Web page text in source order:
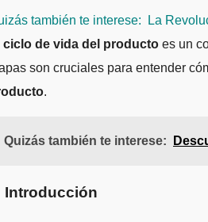
también te interese:
La
ciclo de vida del producto es un
son cruciales para entender
.
Quizás también te interese:
Introducción